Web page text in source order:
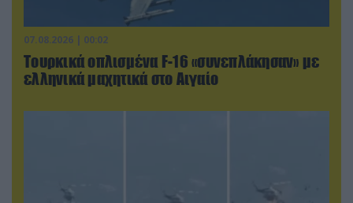
07.08.2026 | 00:02
Τουρκικά οπλισμένα F-16 «συνεπλάκησαν» με
ελληνικά μαχητικά στο Αιγαίο